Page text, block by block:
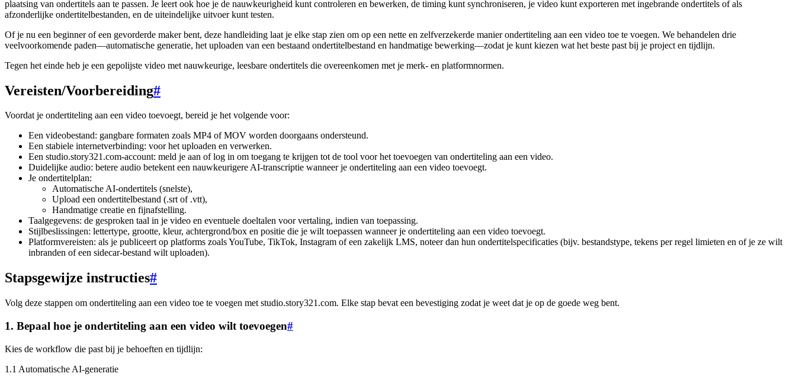
plaatsing van ondertitels aan te passen. Je leert ook hoe je de nauwkeurigheid kunt controleren en bewerken, de timing kunt synchroniseren, je video kunt exporteren met ingebrande ondertitels of als
afzonderlijke ondertitelbestanden, en de uiteindelijke uitvoer kunt testen.
Of je nu een beginner of een gevorderde maker bent, deze handleiding laat je elke stap zien om op een nette en zelfverzekerde manier ondertiteling aan een video toe te voegen. We behandelen drie
veelvoorkomende paden—automatische generatie, het uploaden van een bestaand ondertitelbestand en handmatige bewerking—zodat je kunt kiezen wat het beste past bij je project en tijdlijn.
Tegen het einde heb je een gepolijste video met nauwkeurige, leesbare ondertitels die overeenkomen met je merk- en platformnormen.
Vereisten/Voorbereiding#
Voordat je ondertiteling aan een video toevoegt, bereid je het volgende voor:
Een videobestand: gangbare formaten zoals MP4 of MOV worden doorgaans ondersteund.
Een stabiele internetverbinding: voor het uploaden en verwerken.
Een studio.story321.com-account: meld je aan of log in om toegang te krijgen tot de tool voor het toevoegen van ondertiteling aan een video.
Duidelijke audio: betere audio betekent een nauwkeurigere AI-transcriptie wanneer je ondertiteling aan een video toevoegt.
Je ondertitelplan:
Automatische AI-ondertitels (snelste),
Upload een ondertitelbestand (.srt of .vtt),
Handmatige creatie en fijnafstelling.
Taalgegevens: de gesproken taal in je video en eventuele doeltalen voor vertaling, indien van toepassing.
Stijlbeslissingen: lettertype, grootte, kleur, achtergrond/box en positie die je wilt toepassen wanneer je ondertiteling aan een video toevoegt.
Platformvereisten: als je publiceert op platforms zoals YouTube, TikTok, Instagram of een zakelijk LMS, noteer dan hun ondertitelspecificaties (bijv. bestandstype, tekens per regel limieten en of je ze wilt
inbranden of een sidecar-bestand wilt uploaden).
Stapsgewijze instructies#
Volg deze stappen om ondertiteling aan een video toe te voegen met studio.story321.com. Elke stap bevat een bevestiging zodat je weet dat je op de goede weg bent.
1. Bepaal hoe je ondertiteling aan een video wilt toevoegen#
Kies de workflow die past bij je behoeften en tijdlijn:
1.1 Automatische AI-generatie